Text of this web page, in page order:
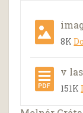
8K
v
151K